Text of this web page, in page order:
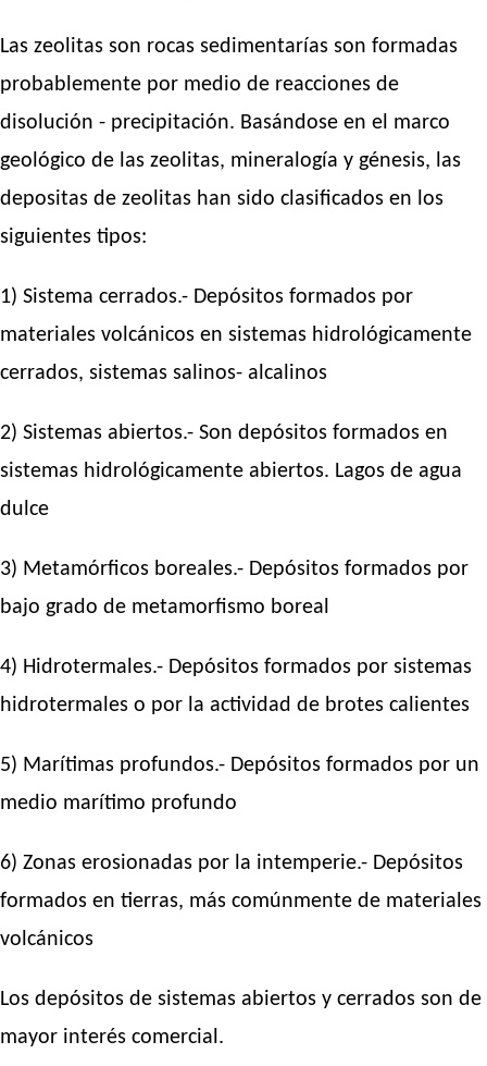
Las zeolitas son rocas sedimentarías son formadas
probablemente por medio de reacciones de
disolución - precipitación. Basándose en el marco
geológico de las zeolitas, mineralogía y génesis, las
depositas de zeolitas han sido clasificados en los
siguientes tipos:
1) Sistema cerrados.- Depósitos formados por
materiales volcánicos en sistemas hidrológicamente
cerrados, sistemas salinos- alcalinos
2) Sistemas abiertos.- Son depósitos formados en
sistemas hidrológicamente abiertos. Lagos de agua
dulce
3) Metamórficos boreales.- Depósitos formados por
bajo grado de metamorfismo boreal
4) Hidrotermales.- Depósitos formados por sistemas
hidrotermales o por la actividad de brotes calientes
5) Marítimas profundos.- Depósitos formados por un
medio marítimo profundo
6) Zonas erosionadas por la intemperie.- Depósitos
formados en tierras, más comúnmente de materiales
volcánicos
Los depósitos de sistemas abiertos y cerrados son de
mayor interés comercial.